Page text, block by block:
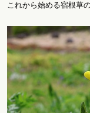
これから始める宿根草